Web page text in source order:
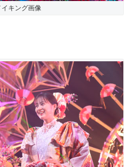
イキング画像